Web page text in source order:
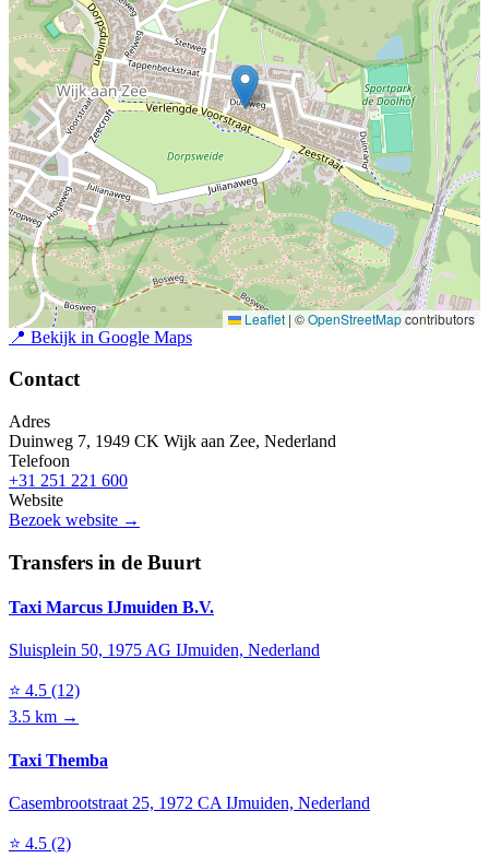
Leaflet | ©OpenStreetMapcontributors
📍 Bekijk in Google Maps
Contact
Adres
Duinweg 7, 1949 CK Wijk aan Zee, Nederland
Telefoon
+31 251 221 600
Website
Bezoek website →
Transfers in de Buurt
Taxi Marcus IJmuiden B.V.
Sluisplein 50, 1975 AG IJmuiden, Nederland
⭐ 4.5 (12)
3.5 km →
Taxi Themba
Casembrootstraat 25, 1972 CA IJmuiden, Nederland
⭐ 4.5 (2)